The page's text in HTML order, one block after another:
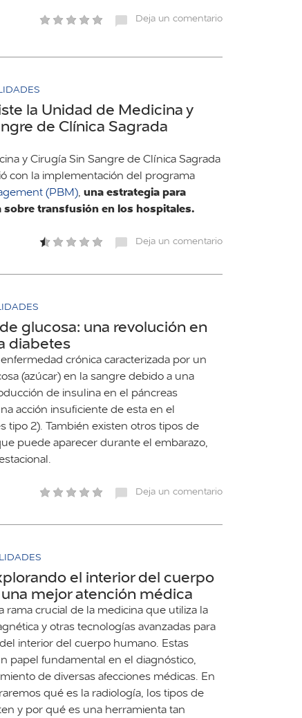
Deja un comentario
la Unidad de Medicina y
de Clínica Sagrada
y Cirugía Sin Sangre de Clínica Sagrada
con la implementación del programa
(PBM),una estrategia para
sobre transfusión en los hospitales.
Deja un comentario
glucosa: una revolución en
diabetes
crónica caracterizada por un
(azúcar) en la sangre debido a una
de insulina en el páncreas
acción insuficiente de esta en el
tipo 2). También existen otros tipos de
puede aparecer durante el embarazo,
Deja un comentario
el interior del cuerpo
mejor atención médica
rama crucial de la medicina que utiliza la
y otras tecnologías avanzadas para
interior del cuerpo humano. Estas
papel fundamental en el diagnóstico,
de diversas afecciones médicas. En
qué es la radiología, los tipos de
y por qué es una herramienta tan